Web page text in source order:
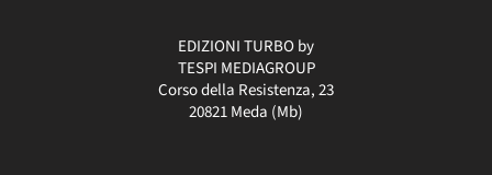
EDIZIONI TURBO by
TESPI MEDIAGROUP
Corso della Resistenza, 23
20821 Meda (Mb)